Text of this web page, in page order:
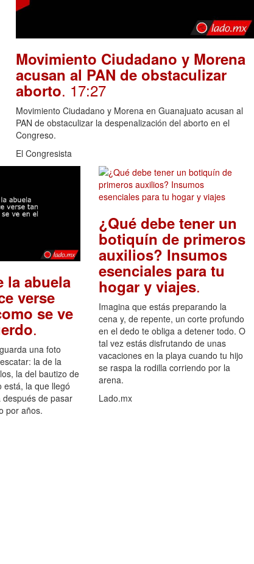
Movimiento Ciudadano y Morena
acusan al PAN de obstaculizar
aborto. 17:27
Movimiento Ciudadano y Morena en Guanajuato acusan al
PAN de obstaculizar la despenalización del aborto en el
Congreso.
El Congresista
la abuela
verse
se ve
.
una foto
la de la
la del bautizo de
está, la que llegó
de pasar
por años.
¿Qué debe tener un
botiquín de primeros
auxilios? Insumos
esenciales para tu
hogar y viajes.
Imagina que estás preparando la
cena y, de repente, un corte profundo
en el dedo te obliga a detener todo. O
tal vez estás disfrutando de unas
vacaciones en la playa cuando tu hijo
se raspa la rodilla corriendo por la
arena.
Lado.mx